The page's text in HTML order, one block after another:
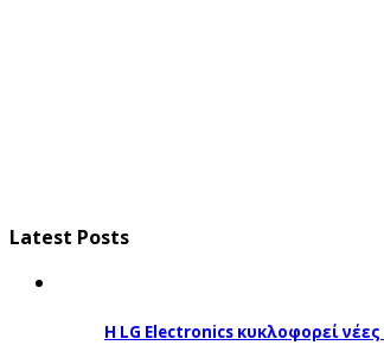
Latest Posts
Η LG Electronics κυκλοφορεί